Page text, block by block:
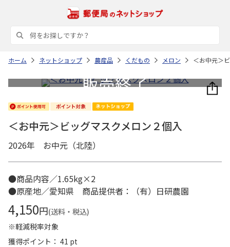
ホーム ネットショップ 農産品 くだもの メロン ＜お中元＞
＜お中元＞ビッグマスクメロン２個入
2026年 お中元（北陸）
●商品内容／1.65kg×2
●原産地／愛知県 商品提供者：（有）日研農園
4,150円(送料・税込)
※軽減税率対象
獲得ポイント： 41 pt